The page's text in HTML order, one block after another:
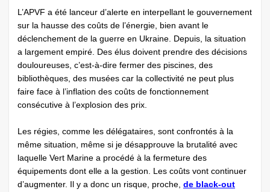
L’APVF a été lanceur d’alerte en interpellant le gouvernement
sur la hausse des coûts de l’énergie, bien avant le
déclenchement de la guerre en Ukraine. Depuis, la situation
a largement empiré. Des élus doivent prendre des décisions
douloureuses, c’est-à-dire fermer des piscines, des
bibliothèques, des musées car la collectivité ne peut plus
faire face à l’inflation des coûts de fonctionnement
consécutive à l’explosion des prix.
Les régies, comme les délégataires, sont confrontés à la
même situation, même si je désapprouve la brutalité avec
laquelle Vert Marine a procédé à la fermeture des
équipements dont elle a la gestion. Les coûts vont continuer
d’augmenter. Il y a donc un risque, proche, de black-out